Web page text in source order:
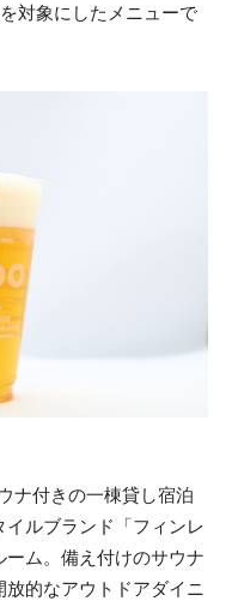
対象にしたメニューで
ナ付きの一棟貸し宿泊
ルブランド「フィンレ
ム。備え付けのサウナ
的なアウトドアダイニ